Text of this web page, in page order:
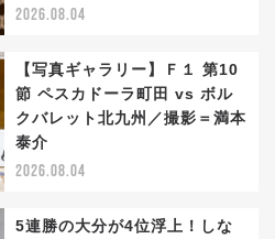
2026.08.04
【写真ギャラリー】Ｆ１ 第10
節 ペスカドーラ町田 vs ボル
クバレット北九州／撮影＝満本
泰介
2026.08.04
5連勝の大分が4位浮上！しな